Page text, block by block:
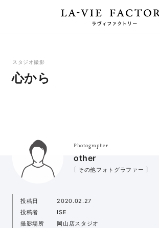
スタジオ撮影
心から
Photographer
other
［ その他フォトグラファー ］
投稿日
2020.02.27
投稿者
ISE
撮影場所
岡山店スタジオ